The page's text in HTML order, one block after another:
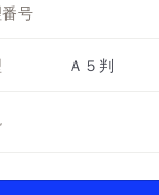
号
Ａ５判